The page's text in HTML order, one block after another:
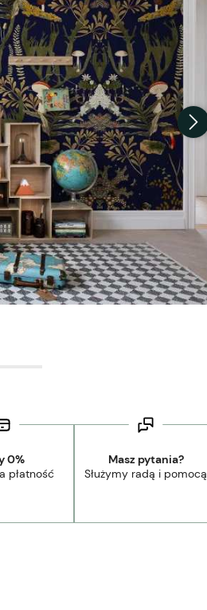
0%
płatność
Masz pytania?
Służymy radą i pomocą